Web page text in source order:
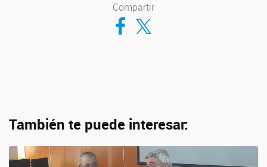
Compartir
Compartir en Facebook
Compartir en Twitter
También te puede interesar: